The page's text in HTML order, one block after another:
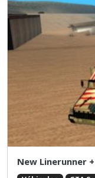
New Linerunner